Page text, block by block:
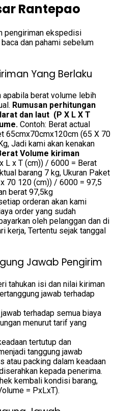
Rantepao
pengiriman ekspedisi
dan pahami sebelum
Yang Berlaku
apabila berat volume lebih
Rumusan perhitungan
dan laut (P X L X T
Contoh: Berat actual
65cmx70cmx120cm (65 X 70
Jadi kami akan kenakan
Volume kiriman
L x T (cm)) / 6000 = Berat
barang 7 kg, Ukuran Paket
70 120 (cm)) / 6000 = 97,5
berat 97,5kg
orderan akan kami
order yang sudah
oleh pelanggan dan di
kerja, Tertentu sejak tanggal
Jawab Pengirim
tahukan isi dan nilai kiriman
jawab terhadap
terhadap semua biaya
menurut tarif yang
tertutup dan
tanggung jawab
atau packing dalam keadaan
kepada penerima.
kembali kondisi barang,
= PxLxT).